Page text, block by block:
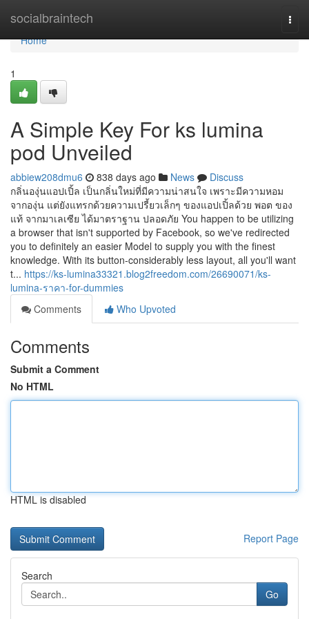
socialbraintech
Home
Home
1
A Simple Key For ks lumina
pod Unveiled
abbiew208dmu6 838 days ago News
Discuss
กลิ่นองุ่นแอปเปิ้ล เป็นกลิ่นใหม่ที่มีความน่าสนใจ เพราะมีความหอม
จากองุ่น แต่ยังแทรกด้วยความเปรี้ยวเล็กๆ ของแอปเปิ้ลด้วย พอต ของ
แท้ จากมาเลเซีย ได้มาตราฐาน ปลอดภัย You happen to be utilizing
a browser that isn't supported by Facebook, so we've redirected
you to definitely an easier Model to supply you with the finest
knowledge. With its button-considerably less layout, all you'll want
t... https://ks-lumina33321.blog2freedom.com/26690071/ks-
lumina-ราคา-for-dummies
Comments
Who Upvoted
Comments
Submit a Comment
No HTML
HTML is disabled
Report Page
Search
Go